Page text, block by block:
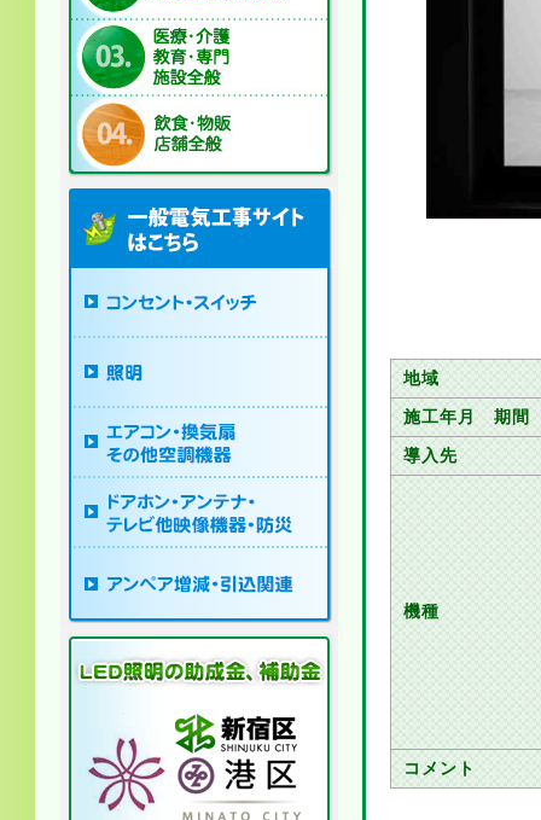
地域
施工年月 期間
導入先
機種
コメント